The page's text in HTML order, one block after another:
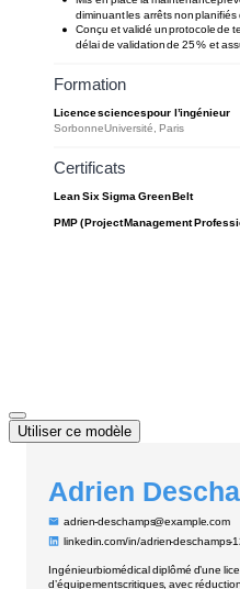
Utiliser ce modèle